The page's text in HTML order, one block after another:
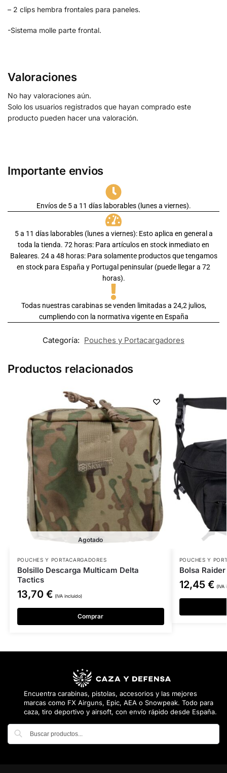
– 2 clips hembra frontales para paneles.
-Sistema molle parte frontal.
Valoraciones
No hay valoraciones aún.
Solo los usuarios registrados que hayan comprado este
producto pueden hacer una valoración.
Importante envios
Envíos de 5 a 11 días laborables (lunes a viernes).
5 a 11 días laborables (lunes a viernes): Esto aplica en general a
toda la tienda. 72 horas: Para artículos en stock inmediato en
Baleares. 24 a 48 horas: Para solamente productos que tengamos
en stock para España y Portugal peninsular (puede llegar a 72
horas).
Todas nuestras carabinas se venden limitadas a 24,2 julios,
cumpliendo con la normativa vigente en España
Categoría: Pouches y Portacargadores
Productos relacionados
Agotado
POUCHES Y PORTACARGADORES
Bolsillo Descarga Multicam Delta
Tactics
13,70 € (IVA incluido)
Comprar
POUCHES Y
Bolsa
12,45 € (IVA
Encuentra carabinas, pistolas, accesorios y las mejores
marcas como FX Airguns, Epic, AEA o Snowpeak. Todo para
caza, tiro deportivo y airsoft, con envío rápido desde España.